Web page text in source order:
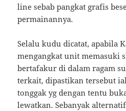
line sebab pangkat grafis
permainannya.
Selalu kudu dicatat, apabila
mengangkat unit memasuki
bertafakur di dalam ragam
terkait, dipastikan tersebut
tonggak yg dengan tentu
lewatkan. Sebanyak